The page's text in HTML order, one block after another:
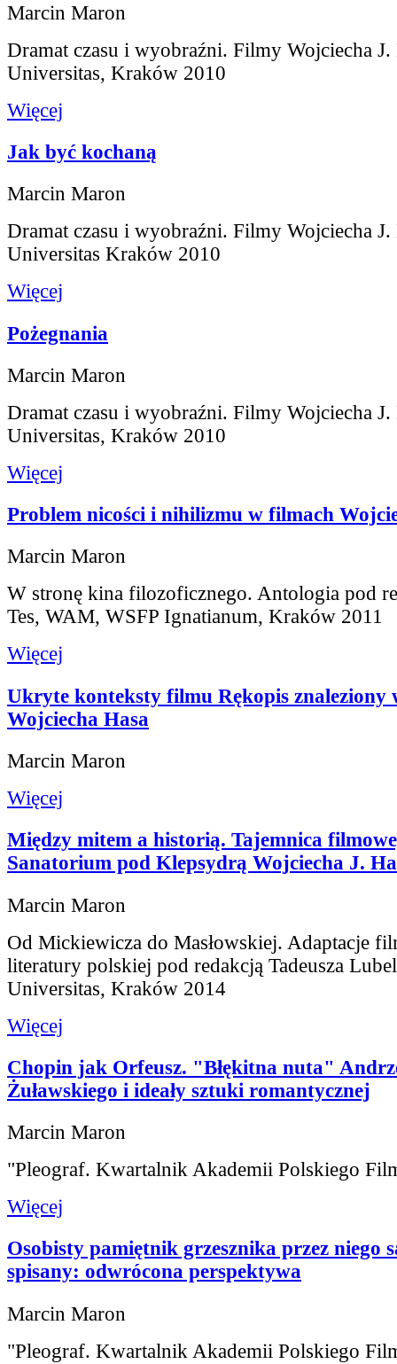
Marcin Maron
Dramat czasu i wyobraźni. Filmy Wojciecha J.
Universitas, Kraków 2010
Więcej
Jak być kochaną
Marcin Maron
Dramat czasu i wyobraźni. Filmy Wojciecha J.
Universitas Kraków 2010
Więcej
Pożegnania
Marcin Maron
Dramat czasu i wyobraźni. Filmy Wojciecha J.
Universitas, Kraków 2010
Więcej
Problem nicości i nihilizmu w filmach
Marcin Maron
W stronę kina filozoficznego. Antologia pod
Tes, WAM, WSFP Ignatianum, Kraków 2011
Więcej
Ukryte konteksty filmu Rękopis znaleziony
Wojciecha Hasa
Marcin Maron
Więcej
Między mitem a historią. Tajemnica
Sanatorium pod Klepsydrą Wojciecha J.
Marcin Maron
Od Mickiewicza do Masłowskiej. Adaptacje
literatury polskiej pod redakcją Tadeusza
Universitas, Kraków 2014
Więcej
Chopin jak Orfeusz. "Błękitna nuta"
Żuławskiego i ideały sztuki romantycznej
Marcin Maron
"Pleograf. Kwartalnik Akademii Polskiego
Więcej
Osobisty pamiętnik grzesznika przez niego
spisany: odwrócona perspektywa
Marcin Maron
"Pleograf. Kwartalnik Akademii Polskiego